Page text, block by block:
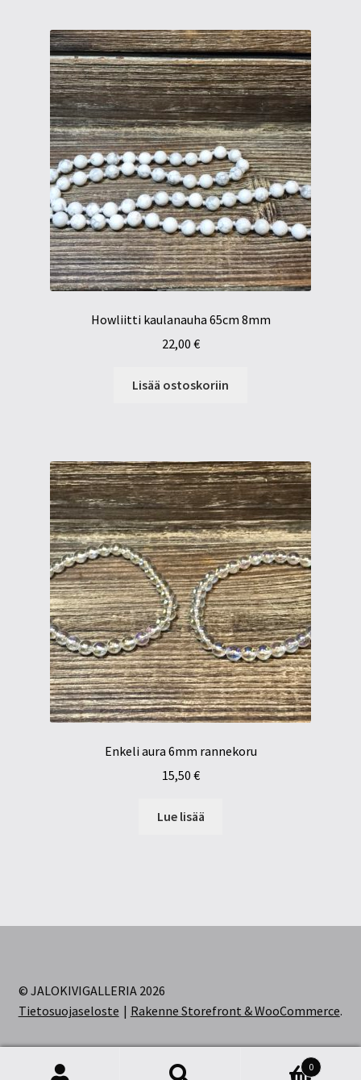
Howliitti kaulanauha 65cm 8mm
22,00 €
Lisää ostoskoriin
Enkeli aura 6mm rannekoru
15,50 €
Lue lisää
© JALOKIVIGALLERIA 2026
Tietosuojaseloste
Rakenne Storefront & WooCommerce.
0